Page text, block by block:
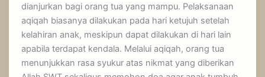
dianjurkan bagi orang tua yang mampu. Pelaksanaan
aqiqah biasanya dilakukan pada hari ketujuh setelah
kelahiran anak, meskipun dapat dilakukan di hari lain
apabila terdapat kendala. Melalui aqiqah, orang tua
menunjukkan rasa syukur atas nikmat yang diberikan